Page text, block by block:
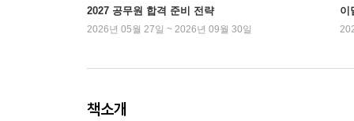
2027 공무원 합격 준비 전략
2026년 05월 27일 ~ 2026년 09월 30일
이
책소개